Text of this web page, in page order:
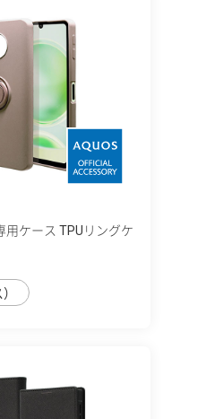
用ケース TPUリングケ